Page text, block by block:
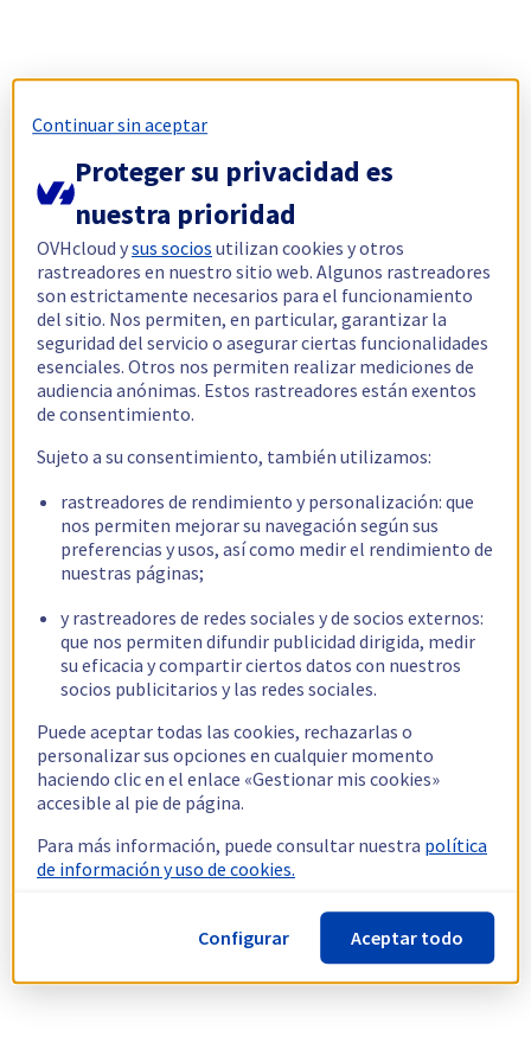
Continuar sin aceptar
Proteger su privacidad es
nuestra prioridad
OVHcloud ysus socios utilizan cookies y otros
rastreadores en nuestro sitio web. Algunos rastreadores
son estrictamente necesarios para el funcionamiento
del sitio. Nos permiten, en particular, garantizar la
seguridad del servicio o asegurar ciertas funcionalidades
esenciales. Otros nos permiten realizar mediciones de
audiencia anónimas. Estos rastreadores están exentos
de consentimiento.
Sujeto a su consentimiento, también utilizamos:
rastreadores de rendimiento y personalización: que
nos permiten mejorar su navegación según sus
preferencias y usos, así como medir el rendimiento de
nuestras páginas;
y rastreadores de redes sociales y de socios externos:
que nos permiten difundir publicidad dirigida, medir
su eficacia y compartir ciertos datos con nuestros
socios publicitarios y las redes sociales.
Puede aceptar todas las cookies, rechazarlas o
personalizar sus opciones en cualquier momento
haciendo clic en el enlace «Gestionar mis cookies»
accesible al pie de página.
Para más información, puede consultar nuestra política
de información y uso de cookies.
Configurar Aceptar todo